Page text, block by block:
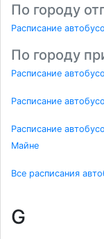
По городу
Расписание
По городу
Расписание
Расписание
Расписание
Майне
Все расписания
G